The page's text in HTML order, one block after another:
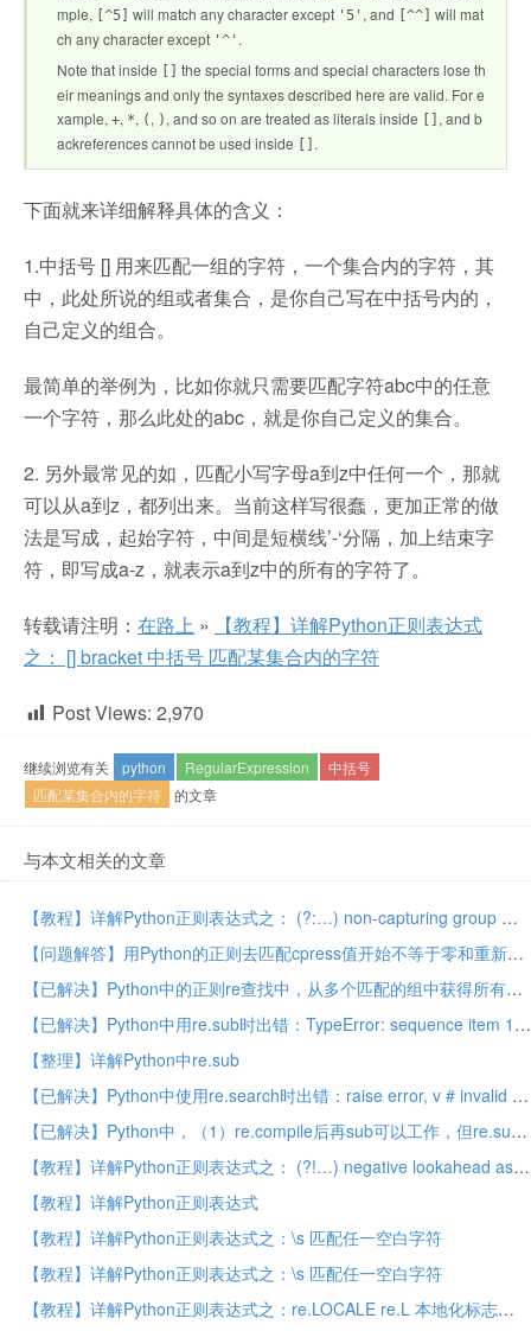
mple,
[^5] will match any character except '5' , and [^^]
will mat
ch any character except '^' .
Note that inside
the special forms and special characters lose th
eir meanings and only the syntaxes described here are valid. For e
xample, +, *, ( , ) , and so on are treated as literals inside
, and b
ackreferences cannot be used inside
.
下面就来详细解释具体的含义：
1.中括号 [] 用来匹配一组的字符，一个集合内的字符，其
中，此处所说的组或者集合，是你自己写在中括号内的，
自己定义的组合。
最简单的举例为，比如你就只需要匹配字符abc中的任意
一个字符，那么此处的abc，就是你自己定义的集合。
2. 另外最常见的如，匹配小写字母a到z中任何一个，那就
可以从a到z，都列出来。当前这样写很蠢，更加正常的做
法是写成，起始字符，中间是短横线’-‘分隔，加上结束字
符，即写成a-z，就表示a到z中的所有的字符了。
转载请注明： 在路上 »
【教程】详解Python正则表达式
之： [] bracket 中括号 匹配某集合内的字符
Post Views: 2,970
继续浏览有关 python RegularExpression
中括号
匹配某集合内的字符
的文章
与本文相关的文章
【教程】详解Python正则表达式之： (?:…) non-capturing group 非捕获组
【问题解答】用Python的正则去匹配cpress值开始不等于零和重新全部等于零时的step time值
【已解决】Python中的正则re查找中，从多个匹配的组中获得所有的匹配的值
【已解决】Python中用re.sub时出错：TypeError: sequence item 1: expected string or Unicode, int found
【整理】详解Python中re.sub
【已解决】Python中使用re.search时出错：raise error, v # invalid expression， sre_constants.error: syntax error
【已解决】Python中，（1）re.compile后再sub可以工作，但re.sub不工作，或者是（2）re.search后replace工作，但直接re.sub以及re.compile后再re.sub都不工作
【教程】详解Python正则表达式之： (?!…) negative lookahead assertion 前向否定匹配 /前向否定断言
【教程】详解Python正则表达式
【教程】详解Python正则表达式之：\s 匹配任一空白字符
【教程】详解Python正则表达式之：\s 匹配任一空白字符
【教程】详解Python正则表达式之：re.LOCALE re.L 本地化标志